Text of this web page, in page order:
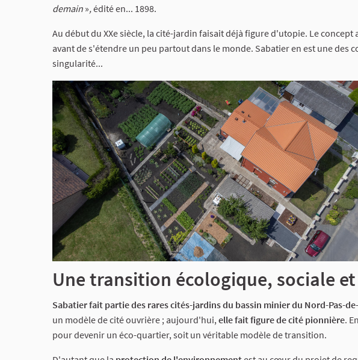
demain »,édité en... 1898.
Au début du XXe siècle, la cité-jardin faisait déjà figure d'utopie. Le
avant de s'étendre un peu partout dans le monde. Sabatier en est une des
singularité...
Une transition écologique, sociale
Sabatier fait partie des rares cités-jardins du bassin minier du Nord-Pas-
un modèle de cité ouvrière ; aujourd'hui, elle fait figure de cité pionnière.
pour devenir un éco-quartier, soit un véritable modèle de transition.